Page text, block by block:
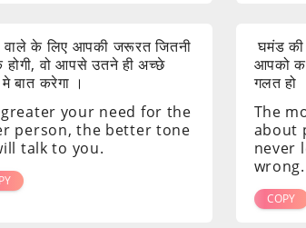
वाले के लिए आपकी जरूरत जितनी
होगी, वो आपसे उतने ही अच्छे
बात करेगा ।
your need for the
person, the better tone
talk to you.
घमंड
आपको
गलत हो
The
about
never
wrong.
COPY